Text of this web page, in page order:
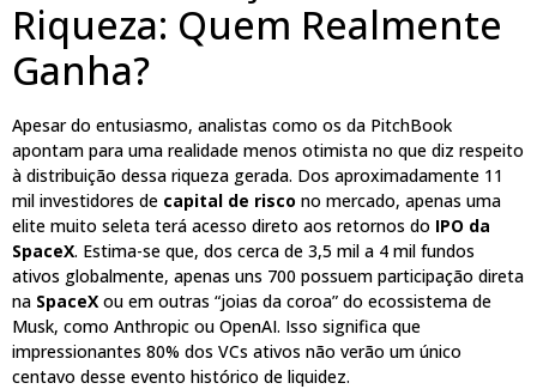
Riqueza: Quem Realmente
Ganha?
Apesar do entusiasmo, analistas como os da PitchBook
apontam para uma realidade menos otimista no que diz respeito
à distribuição dessa riqueza gerada. Dos aproximadamente 11
mil investidores de capital de risco no mercado, apenas uma
elite muito seleta terá acesso direto aos retornos do IPO da
SpaceX. Estima-se que, dos cerca de 3,5 mil a 4 mil fundos
ativos globalmente, apenas uns 700 possuem participação direta
na SpaceX ou em outras “joias da coroa” do ecossistema de
Musk, como Anthropic ou OpenAI. Isso significa que
impressionantes 80% dos VCs ativos não verão um único
centavo desse evento histórico de liquidez.